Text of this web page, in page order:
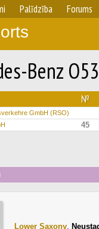
Palīdzība Forums
Benz
№
GmbH (RSO)
45
Lower Saxony,